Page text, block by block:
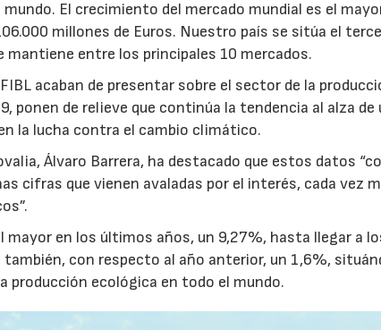
El crecimiento del mercado mundial es el
millones de Euros. Nuestro país se sitúa el
mantiene entre los principales 10 mercados.
acaban de presentar sobre el sector de la
ponen de relieve que continúa la tendencia al alza
la lucha contra el cambio climático.
Álvaro Barrera, ha destacado que estos datos
cifras que vienen avaladas por el interés, cada vez
mayor en los últimos años, un 9,27%, hasta llegar a
también, con respecto al año anterior, un 1,6%,
producción ecológica en todo el mundo.